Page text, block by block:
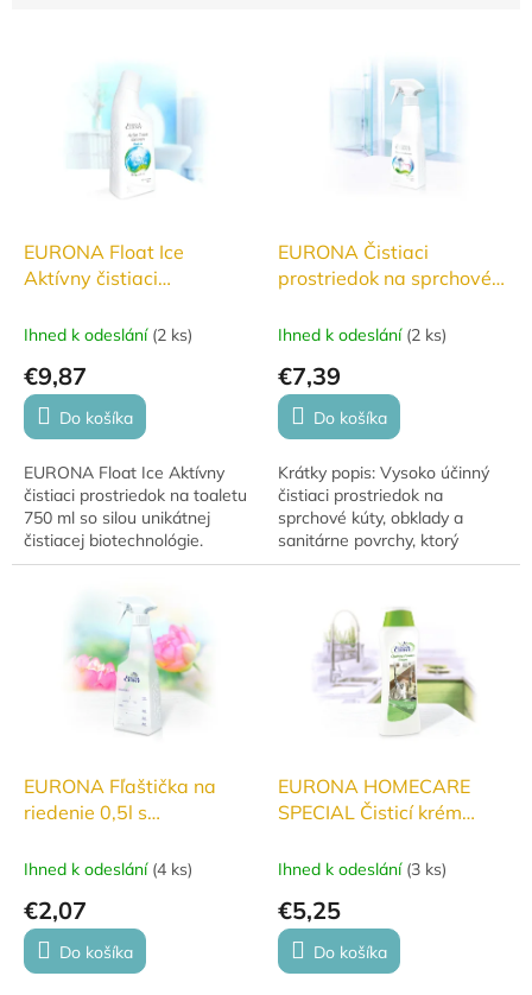
u
EURONA Float Ice
Aktívny čistiaci
750 ml
Ihned k odeslání (2 ks)
€9,87
Do košíka
EURONA Float Ice Aktívny
čistiaci prostriedok na toaletu
750 ml so silou unikátnej
čistiacej biotechnológie.
Efektívne odstraňuje
kameň a zanecháva...
EURONA Čistiaci
prostriedok na sprchové
Ihned k odeslání (2 ks)
€7,39
Do košíka
Krátky popis: Vysoko účinný
čistiaci prostriedok na
sprchové kúty, obklady a
sanitárne povrchy, ktorý
spoľahlivo odstraňuje vodný
mydiel aj plesne. Vďaka...
EURONA Fľaštička na
riedenie 0,5l s
Ihned k odeslání (4 ks)
€2,07
Do košíka
EURONA HOMECARE
SPECIAL Čisticí krém
Ihned k odeslání (3 ks)
€5,25
Do košíka